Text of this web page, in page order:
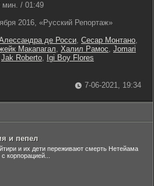
мин. / 01:49
2016, «Русский Репортаж»
де Росси, Сесар Монтано,
Макапагал, Халил Рамос, Jomari
Jak Roberto, Igi Boy Flores
7-06-2021, 19:34
и пепел
и их дети переживают смерть Нетейама
корпорацией...